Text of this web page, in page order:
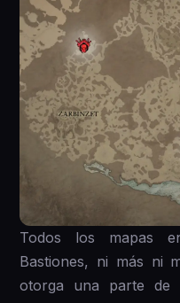
Todos los mapas
Bastiones, ni más ni
otorga una parte de